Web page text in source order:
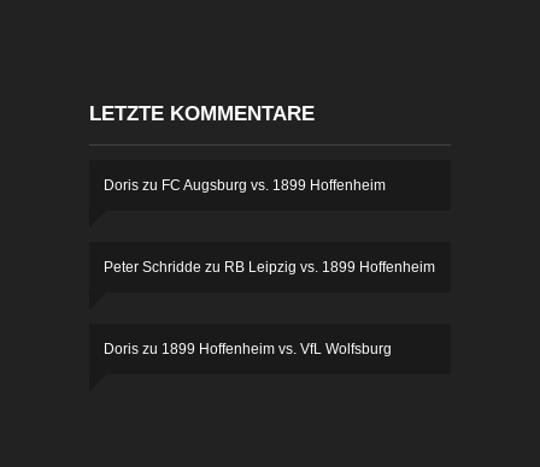
LETZTE KOMMENTARE
Doris zu FC Augsburg vs. 1899 Hoffenheim
Peter Schridde zu RB Leipzig vs. 1899 Hoffenheim
Doris zu 1899 Hoffenheim vs. VfL Wolfsburg